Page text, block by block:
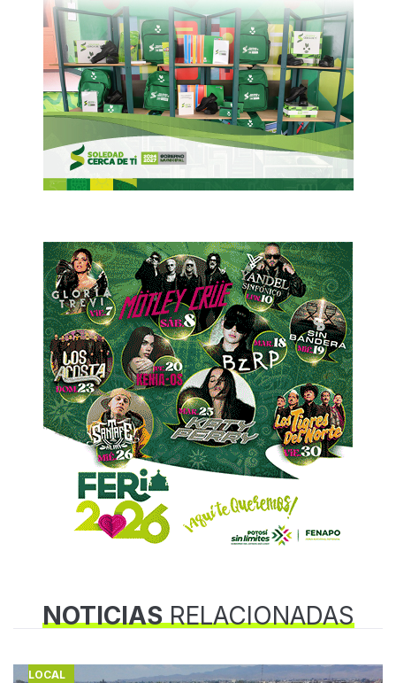
NOTICIASRELACIONADAS
LOCAL